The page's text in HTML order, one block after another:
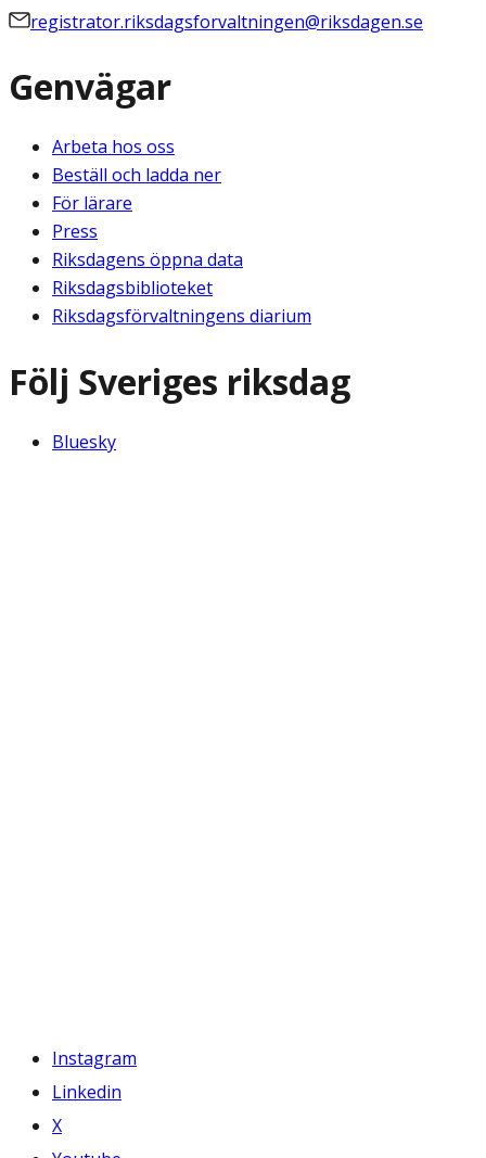
registrator.riksdagsforvaltningen@riksdagen.se
Genvägar
Arbeta hos oss
Beställ och ladda ner
För lärare
Press
Riksdagens öppna data
Riksdagsbiblioteket
Riksdagsförvaltningens diarium
Följ Sveriges riksdag
Bluesky
Instagram
Linkedin
X